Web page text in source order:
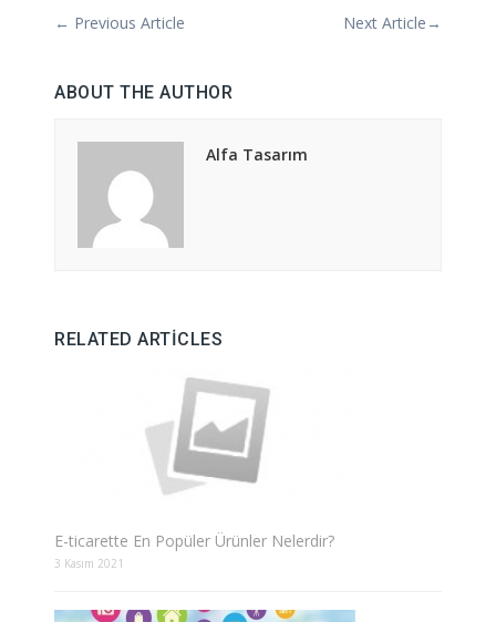
← Previous Article Next Article →
ABOUT THE AUTHOR
Alfa Tasarım
RELATED ARTICLES
E-ticarette En Popüler Ürünler Nelerdir?
3 Kasım 2021